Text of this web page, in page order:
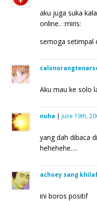
aku juga suka
online.. :miris:
semoga setimpal
Aku mau ke solo
nuha | June 19th,
yang dah dibaca
hehehehe….
achoey sang
ini boros positif